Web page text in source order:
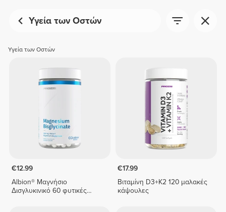
Υγεία των Οστών
Υγεία των Οστών
€12.99
Albion® Μαγνήσιο
Δισγλυκινικό 60 φυτικές
€17.99
Βιταμίνη D3+K2 120 μαλακές
κάψουλες